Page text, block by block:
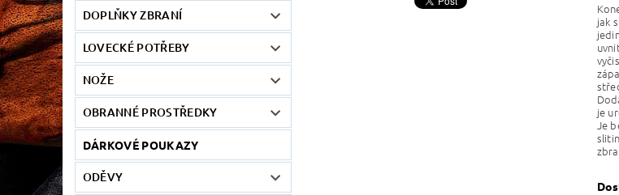
DOPLŇKY ZBRANÍ
LOVECKÉ POTŘEBY
NOŽE
OBRANNÉ PROSTŘEDKY
DÁRKOVÉ POUKAZY
ODĚVY
jak
je
Je